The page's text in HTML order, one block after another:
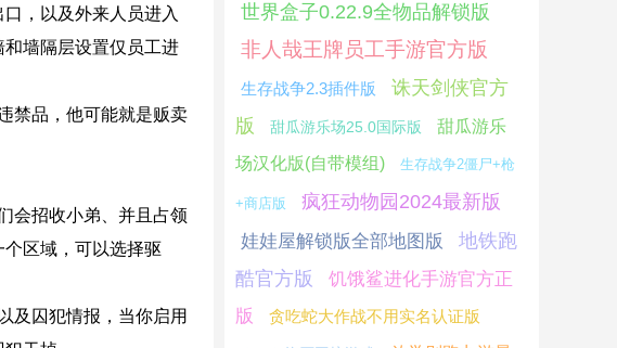
，以及外来人员进入
墙隔层设置仅员工进
禁品，他可能就是贩卖
会招收小弟、并且占领
区域，可以选择驱
及囚犯情报，当你启用
世界盒子0.22.9全物品解锁版
非人哉王牌员工手游官方版
生存战争2.3插件版
诛天剑侠官方
版
甜瓜游乐场25.0国际版
甜瓜游乐
场汉化版(自带模组)
生存战争2僵尸+枪
+商店版 疯狂动物园2024最新版
娃娃屋解锁版全部地图版
地铁跑
酷官方版
饥饿鲨进化手游官方正
版
贪吃蛇大作战不用实名认证版